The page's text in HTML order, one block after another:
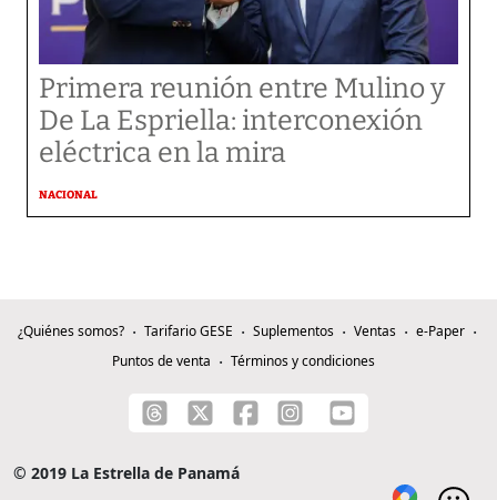
Primera reunión entre Mulino y
De La Espriella: interconexión
eléctrica en la mira
NACIONAL
¿Quiénes somos? Tarifario GESE Suplementos Ventas
e-Paper
Puntos de venta
Términos y condiciones
© 2019 La Estrella de Panamá